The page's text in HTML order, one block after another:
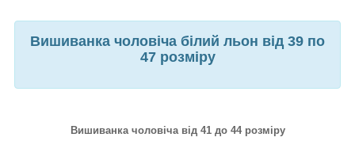
Вишиванка чоловіча білий льон від 39 по
47 розміру
Вишиванка чоловіча від 41 до 44 розміру